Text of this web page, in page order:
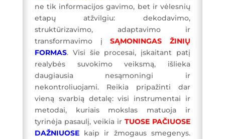
ne tik informacijos gavimo, bet ir vėlesnių
etapų atžvilgiu: dekodavimo,
struktūrizavimo, adaptavimo ir
transformavimo įSĄMONINGAS
ŽINIŲ
FORMAS. Visi šie procesai, įskaitant patį
realybės suvokimo veiksmą, išlieka
daugiausia nesąmoningi ir
nekontroliuojami. Reikia pripažinti dar
vieną svarbią detalę: visi instrumentai ir
metodai, kuriais mokslas matuoja ir
tyrinėja pasaulį, veikia irTUOSE PAČIUOSE
DAŽNIUOSEkaip ir žmogaus smegenys.